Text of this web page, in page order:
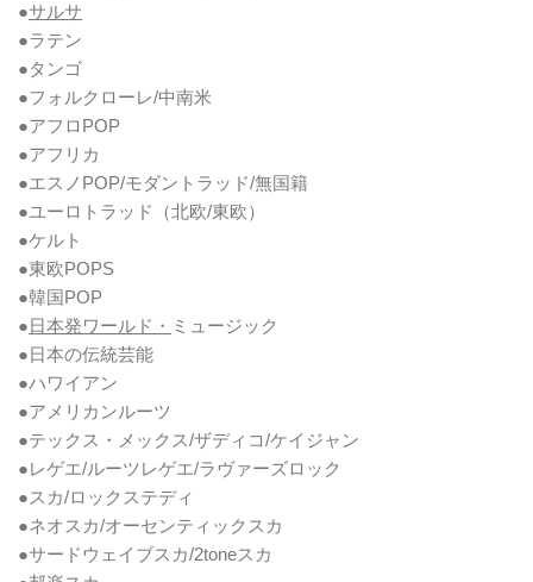
●サルサ
●ラテン
●タンゴ
●フォルクローレ/中南米
●アフロPOP
●アフリカ
●エスノPOP/モダントラッド/無国籍
●ユーロトラッド（北欧/東欧）
●ケルト
●東欧POPS
●韓国POP
●日本発ワールド・ ミュージック
●日本の伝統芸能
●ハワイアン
●アメリカンルーツ
●テックス・メックス/ザディコ/ケイジャン
●レゲエ/ルーツレゲエ/ラヴァーズロック
●スカ/ロックステディ
●ネオスカ/オーセンティックスカ
●サードウェイブスカ/2toneスカ